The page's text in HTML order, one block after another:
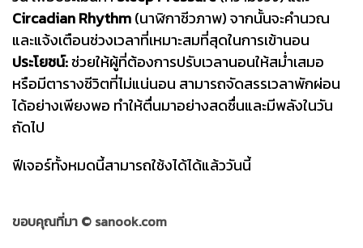
Circadian Rhythm(นาฬิกาชีวภาพ) จากนั้นจะคำนวณ
และแจ้งเตือนช่วงเวลาที่เหมาะสมที่สุดในการเข้านอน
ประโยชน์:ช่วยให้ผู้ที่ต้องการปรับเวลานอนให้สม่ำเสมอ
หรือมีตารางชีวิตที่ไม่แน่นอน สามารถจัดสรรเวลาพักผ่อน
ได้อย่างเพียงพอ ทำให้ตื่นมาอย่างสดชื่นและมีพลังในวัน
ถัดไป
ฟีเจอร์ทั้งหมดนี้สามารถใช้งได้ได้แล้ววันนี้
ขอบคุณที่มา © sanook.com